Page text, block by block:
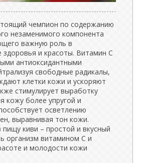
чемпион по содержанию
незаменимого компонента
важную роль в
здоровья и красоты. Витамин С
антиоксидантными
свободные радикалы,
клетки кожи и ускоряют
стимулирует выработку
кожу более упругой и
осветлению
выравнивая тон кожи.
киви – простой и вкусный
организм витамином С и
и молодости кожи